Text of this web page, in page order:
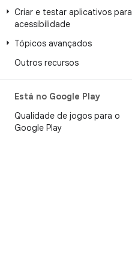
Criar e testar aplicativos para
acessibilidade
Tópicos avançados
Outros recursos
Está no Google Play
Qualidade de jogos para o
Google Play